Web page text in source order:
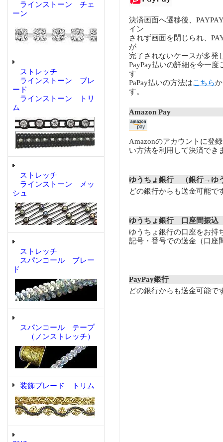
ラインストーン チェ
ーン
ストレッチ
ラインストーン ブレ
ード
ラインストーン トリ
ム
ストレッチ
ラインストーン メッ
シュ
ストレッチ
スパンコール ブレー
ド
スパンコール テープ
（ノンストレッチ）
装飾ブレード トリム
決済画面へ遷移後、
イン
されず画面を閉じられ、
が
完了されないケースが多発
PayPay払いの詳細を今一度
す
PaPay払いの方法はこちら
す。
Amazon Pay
Amazonのアカウントに登
い方法を利用して決済でき
ゆうちょ銀行 （銀行→ゆ
どの銀行からも送金可能で
ゆうちょ銀行 口座間振込
ゆうちょ銀行の口座をお持
記号・番号での送金（口座
PayPay銀行
どの銀行からも送金可能で